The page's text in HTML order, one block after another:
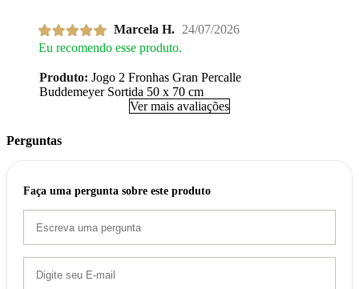
Marcela H. 24/07/2026
Eu recomendo esse produto.
Produto: Jogo 2 Fronhas Gran Percalle
Buddemeyer Sortida 50 x 70 cm
Ver mais avaliações
Perguntas
Faça uma pergunta sobre este produto